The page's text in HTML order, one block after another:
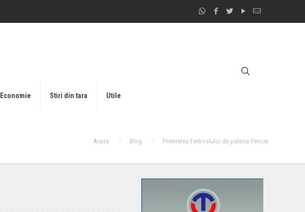
Economie Stiri din tara Utile
Acasa Blog Premierea Festivalului de palinca Pericei